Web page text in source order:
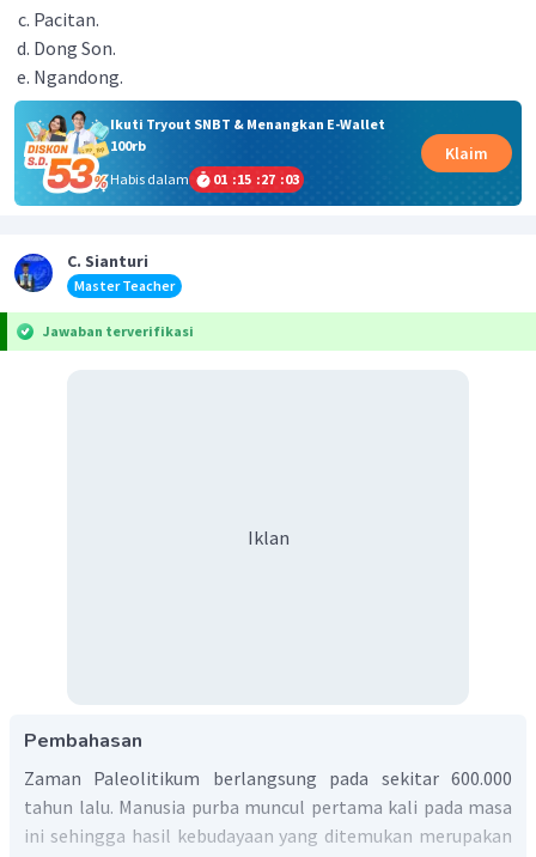
Pacitan.
Dong Son.
Ngandong.
Ikuti Tryout SNBT & Menangkan E-Wallet
100rb
Habis dalam
01 :15 :27 :03
Klaim
C. Sianturi
Master Teacher
Jawaban terverifikasi
Iklan
Pembahasan
Zaman Paleolitikum berlangsung pada sekitar 600.000
tahun lalu. Manusia purba muncul pertama kali pada masa
ini sehingga hasil kebudayaan yang ditemukan merupakan